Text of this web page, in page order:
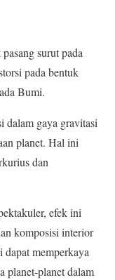
surut pada
pada bentuk
Bumi.
dalam gaya gravitasi
planet. Hal ini
dan
efek ini
komposisi interior
memperkaya
planet-planet dalam